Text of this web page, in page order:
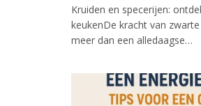
Kruiden en specerijen:
keukenDe kracht van
meer dan een alledaagse…